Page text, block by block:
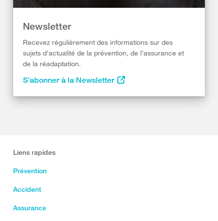
Newsletter
Recevez régulièrement des informations sur des
sujets d’actualité de la prévention, de l’assurance et
de la réadaptation.
S’abonner à la Newsletter
Liens rapides
Prévention
Accident
Assurance